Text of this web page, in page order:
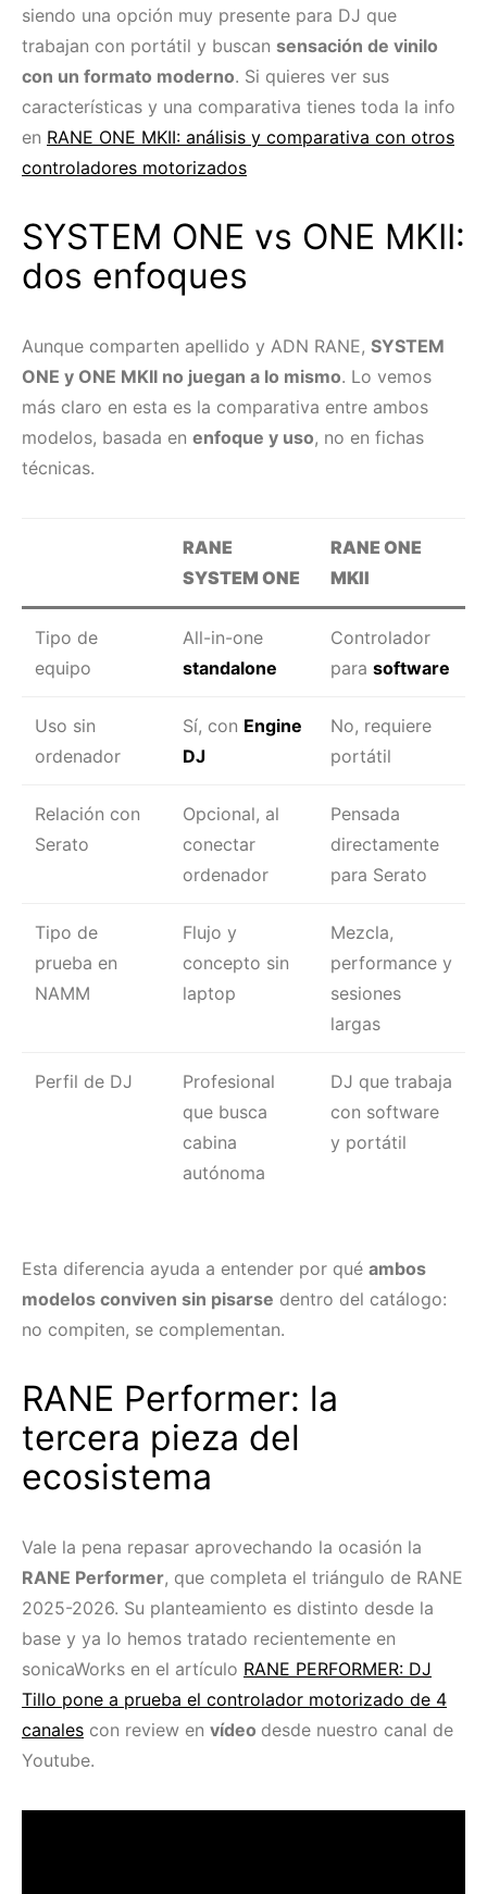
siendo una opción muy presente para DJ que
trabajan con portátil y buscan sensación de vinilo
con un formato moderno. Si quieres ver sus
características y una comparativa tienes toda la info
en RANE ONE MKII: análisis y comparativa con otros
controladores motorizados
SYSTEM ONE vs ONE MKII:
dos enfoques
Aunque comparten apellido y ADN RANE, SYSTEM
ONE y ONE MKII no juegan a lo mismo. Lo vemos
más claro en esta es la comparativa entre ambos
modelos, basada en enfoque y uso, no en fichas
técnicas.
RANE
SYSTEM ONE
RANE ONE
MKII
Tipo de
equipo
All-in-one
standalone
Controlador
para software
Uso sin
ordenador
Sí, con Engine
DJ
No, requiere
portátil
Relación con
Serato
Opcional, al
conectar
ordenador
Pensada
directamente
para Serato
Tipo de
prueba en
NAMM
Flujo y
concepto sin
laptop
Mezcla,
performance y
sesiones
largas
Perfil de DJ
Profesional
que busca
cabina
autónoma
DJ que trabaja
con software
y portátil
Esta diferencia ayuda a entender por qué ambos
modelos conviven sin pisarse dentro del catálogo:
no compiten, se complementan.
RANE Performer: la
tercera pieza del
ecosistema
Vale la pena repasar aprovechando la ocasión la
RANE Performer, que completa el triángulo de RANE
2025-2026. Su planteamiento es distinto desde la
base y ya lo hemos tratado recientemente en
sonicaWorks en el artículo RANE PERFORMER: DJ
Tillo pone a prueba el controlador motorizado de 4
canales con review en vídeo desde nuestro canal de
Youtube.